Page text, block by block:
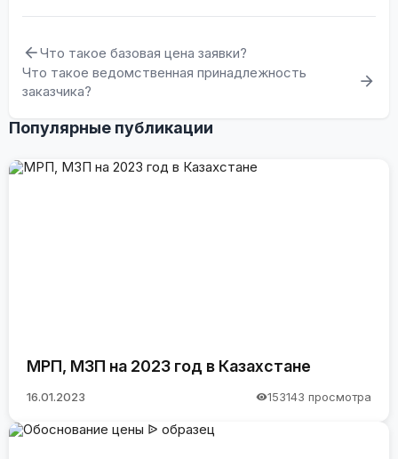
разработке контента для крупных IT-экосистем,
закупок (включая проекты OMarket.kz, Tenderbot.kz и
ERP.ESEP).
Что такое базовая цена заявки?
Что такое ведомственная принадлежность
заказчика?
Популярные публикации
МРП, МЗП на 2023 год в Казахстане
16.01.2023 153143 просмотра